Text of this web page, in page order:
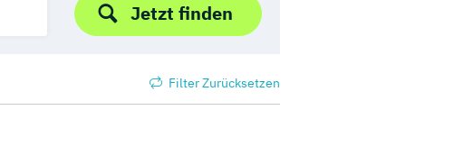
Jetzt finden
Filter Zurücksetzen